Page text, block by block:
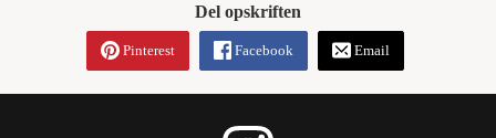
Del opskriften
Pinterest Facebook Email